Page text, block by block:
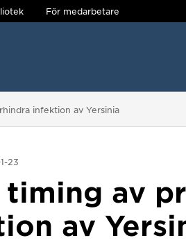
För medarbetare
infektion av Yersinia
23
timing av
av